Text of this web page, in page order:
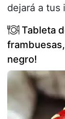
dejará a tus
Tableta
negro!